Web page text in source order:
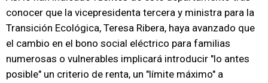
conocer que la vicepresidenta tercera y ministra para la
Transición Ecológica, Teresa Ribera, haya avanzado que
el cambio en el bono social eléctrico para familias
numerosas o vulnerables implicará introducir "lo antes
posible" un criterio de renta, un "límite máximo" a